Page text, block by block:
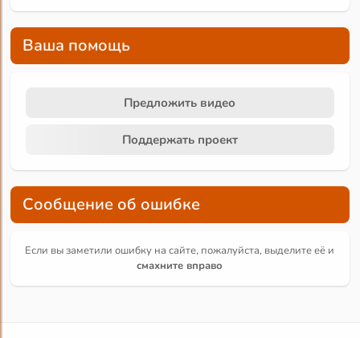
Ваша помощь
Предложить видео
Поддержать проект
Сообщение об ошибке
Если вы заметили ошибку на сайте, пожалуйста, выделите её и
смахните вправо